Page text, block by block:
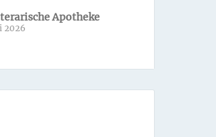
Apotheke
2026